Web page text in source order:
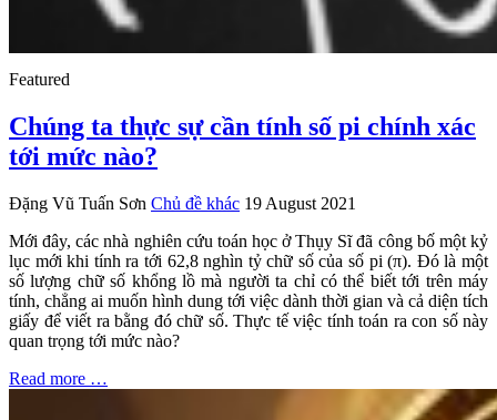
Featured
Chúng ta thực sự cần tính số pi chính xác
tới mức nào?
Đặng Vũ Tuấn Sơn Chủ đề khác 19 August 2021
Mới đây, các nhà nghiên cứu toán học ở Thụy Sĩ đã công bố một kỷ
lục mới khi tính ra tới 62,8 nghìn tỷ chữ số của số pi (π). Đó là một
số lượng chữ số khổng lồ mà người ta chỉ có thể biết tới trên máy
tính, chẳng ai muốn hình dung tới việc dành thời gian và cả diện tích
giấy để viết ra bằng đó chữ số. Thực tế việc tính toán ra con số này
quan trọng tới mức nào?
Read more …